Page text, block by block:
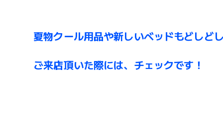
夏物クール用品や新しいベッドもどしど
ご来店頂いた際には、チェックです！